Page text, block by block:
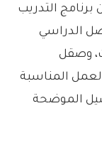
برنامج التدريب
الدراسي
وصقل
المناسبة
الموضحة